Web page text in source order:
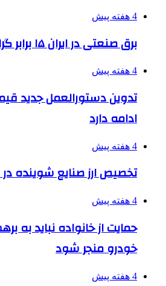
4 هفته پیش
برق صنعتی در ایران ۱۵ برابر گران‌تر از خانگی است
4 هفته پیش
تدوین دستورالعمل جدید
ادامه دارد
4 هفته پیش
تخصیص ارز صنایع شوینده در
4 هفته پیش
حمایت از خانواده نباید به
خودرو منجر شود
4 هفته پیش